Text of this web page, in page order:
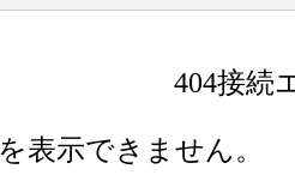
404接続
表示できません。